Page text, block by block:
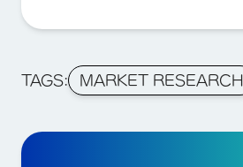
TAGS: MARKET RESEARCH